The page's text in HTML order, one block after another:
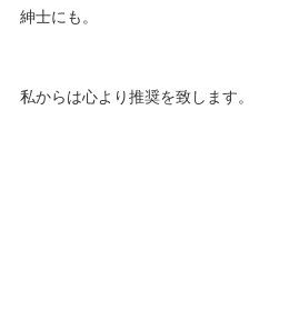
紳士にも。
私からは心より推奨を致します。